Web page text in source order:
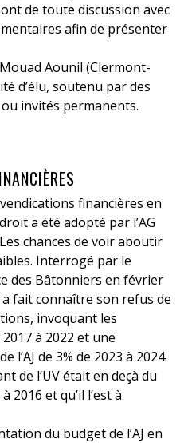
de toute discussion avec
afin de présenter
Aounil (Clermont-
d’élu, soutenu par des
invités permanents.
financières en
a été adopté par l’AG
chances de voir aboutir
Interrogé par le
des Bâtonniers en février
a fait connaître son refus de
invoquant les
à 2022 et une
de 3% de 2023 à 2024.
de l’UV était en deçà du
2016 et qu’il l’est à
du budget de l’AJ en